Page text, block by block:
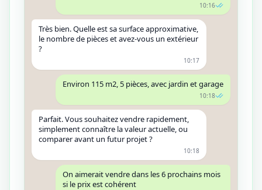
10:16
Très bien. Quelle est sa surface approximative,
le nombre de pièces et avez-vous un extérieur
?
10:17
Environ 115 m2, 5 pièces, avec jardin et garage
10:18
Parfait. Vous souhaitez vendre rapidement,
simplement connaître la valeur actuelle, ou
comparer avant un futur projet ?
10:18
On aimerait vendre dans les 6 prochains mois
si le prix est cohérent